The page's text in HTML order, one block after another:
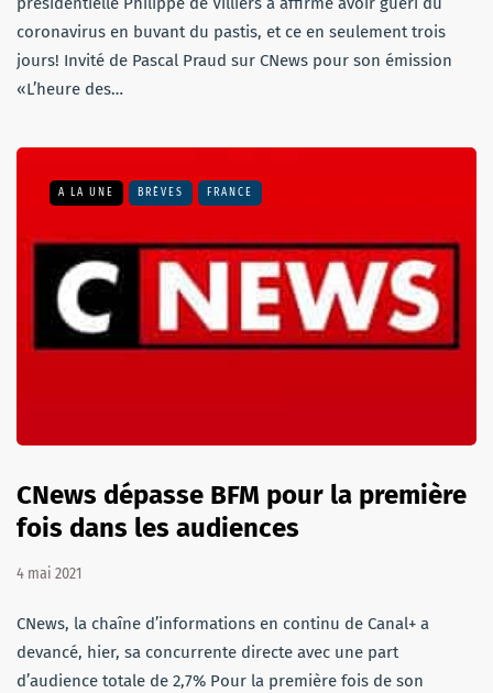
coronavirus en buvant du pastis, et ce en seulement trois
jours! Invité de Pascal Praud sur CNews pour son émission
«L’heure des…
A LA UNE BRÈVES FRANCE
CNews dépasse BFM pour la première
fois dans les audiences
4 mai 2021
CNews, la chaîne d’informations en continu de Canal+ a
devancé, hier, sa concurrente directe avec une part
d’audience totale de 2,7% Pour la première fois de son